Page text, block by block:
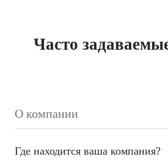
Часто
О компании
Где находится ваша компания?